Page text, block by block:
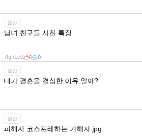
일반
남녀 친구들 사진 특징
7fgh1e0 6 0
일반
내가 결혼을 결심한 이유 알아?
7fgh1e0
일반
피해자 코스프레하는 가해자.jpg